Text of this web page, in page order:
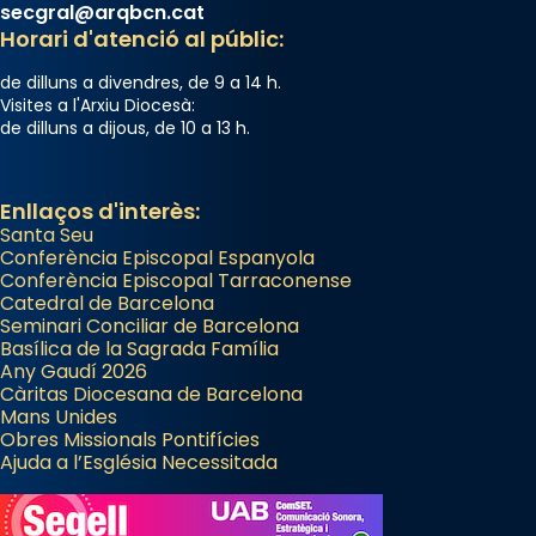
diablesses amb música i ball propis. Festa
«Si vols saber què és calor, ves per les
Santes a Mataró»🥵.
View on Facebook · Share
Arquebisbat de Barcelona
2 weeks ago
Jaume, fill de Zebedeu, és juntament amb el
seu germà Joan i Pere un dels que
acompanyava més de prop Jesús.
Segons el llibre dels Fets (12,2) fou el primer
apòstol màrtir, decapitat a Jerusalem per
Herodes Agripa (vers l'any 44).
secgral@arqbcn.cat
Horari d'atenció al públic:
de dilluns a divendres, de 9 a 14 h.
Visites a l'Arxiu Diocesà:
de dilluns a dijous, de 10 a 13 h.
Enllaços d'interès:
Santa Seu
Conferència Episcopal Espanyola
Conferència Episcopal Tarraconense
Catedral de Barcelona
Seminari Conciliar de Barcelona
Basílica de la Sagrada Família
Any Gaudí 2026
Càritas Diocesana de Barcelona
Mans Unides
Obres Missionals Pontifícies
Ajuda a l’Església Necessitada